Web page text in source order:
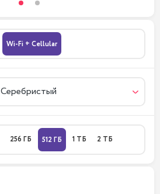
Wi-Fi + Cellular
Серебристый
256 ГБ 512 ГБ 1 ТБ 2 ТБ